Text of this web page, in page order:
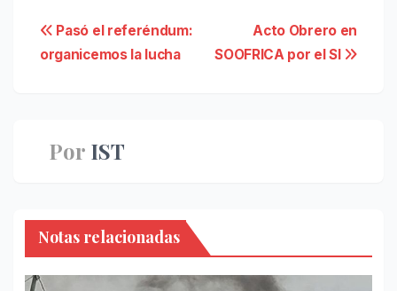
Navegación
de
Acto Obrero en
SOOFRICA por el SI
Pasó el referéndum:
organicemos la lucha
Por IST
Notas relacionadas